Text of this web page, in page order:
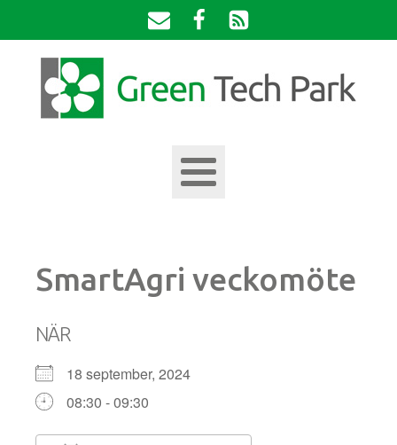
SmartAgri veckomöte
NÄR
18 september, 2024
08:30 - 09:30